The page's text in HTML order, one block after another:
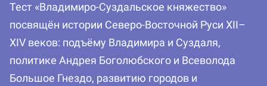
Тест «Владимиро-Суздальское княжество»
посвящён истории Северо-Восточной Руси XII–
XIV веков: подъёму Владимира и Суздаля,
политике Андрея Боголюбского и Всеволода
Большое Гнездо, развитию городов и